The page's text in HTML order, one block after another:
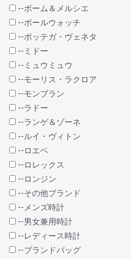
--ボーム＆メルシエ
--ボールウォッチ
--ボッテガ・ヴェネタ
--ミドー
--ミュウミュウ
--モーリス・ラクロア
--モンブラン
--ラドー
--ランゲ＆ゾーネ
--ルイ・ヴィトン
--ロエベ
--ロレックス
--ロンジン
--その他ブランド
--メンズ時計
--男女兼用時計
--レディース時計
--ブランドバッグ